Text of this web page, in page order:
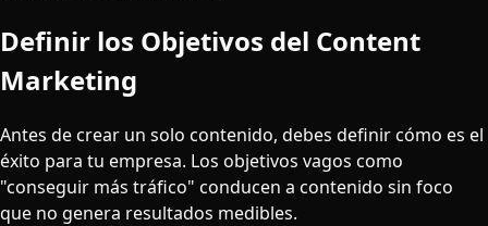
Definir los Objetivos del Content
Marketing
Antes de crear un solo contenido, debes definir cómo es el
éxito para tu empresa. Los objetivos vagos como
"conseguir más tráfico" conducen a contenido sin foco
que no genera resultados medibles.